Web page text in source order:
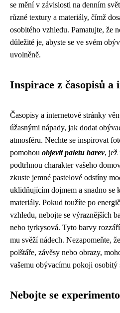
se mění v závislosti na denním
různé textury a materiály, čímž
osobitého vzhledu. Pamatujte, že
důležité je, abyste se ve svém
uvolněně.
Inspirace z časopisů a
Časopisy a internetové stránky
úžasnými nápady, jak dodat
atmosféru. Nechte se inspirovat
pomohou objevit paletu barev, jež
podtrhnou charakter vašeho
zkuste jemné pastelové odstíny
uklidňujícím dojmem a snadno se
materiály. Pokud toužíte po
vzhledu, nebojte se výraznějších
nebo tyrkysová. Tyto barvy
mu svěží nádech. Nezapomeňte,
polštáře, závěsy nebo obrazy,
vašemu obývacímu pokoji osobitý
Nebojte se